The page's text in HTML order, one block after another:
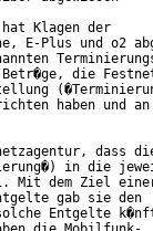
Klagen der
E-Plus und o2
die
haben und
dass
in die
Mit dem Ziel
gab sie den
Entgelte